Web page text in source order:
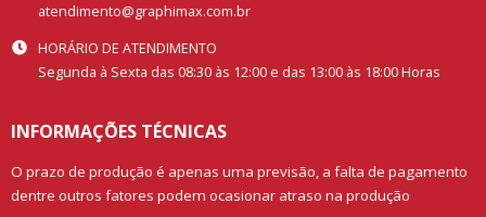
atendimento@graphimax.com.br
HORÁRIO DE ATENDIMENTO
Segunda à Sexta das 08:30 às 12:00 e das 13:00 às 18:00 Horas
INFORMAÇÕES TÉCNICAS
O prazo de produção é apenas uma previsão, a falta de pagamento
dentre outros fatores podem ocasionar atraso na produção